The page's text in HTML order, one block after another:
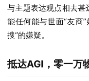
与主题表达观点相去甚
能任何能与世面“友商
搜”的嫌疑。
抵达AGI，零一万